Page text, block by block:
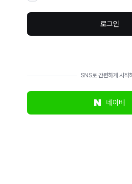
로그인
SNS로 간편하게 시작
네이버